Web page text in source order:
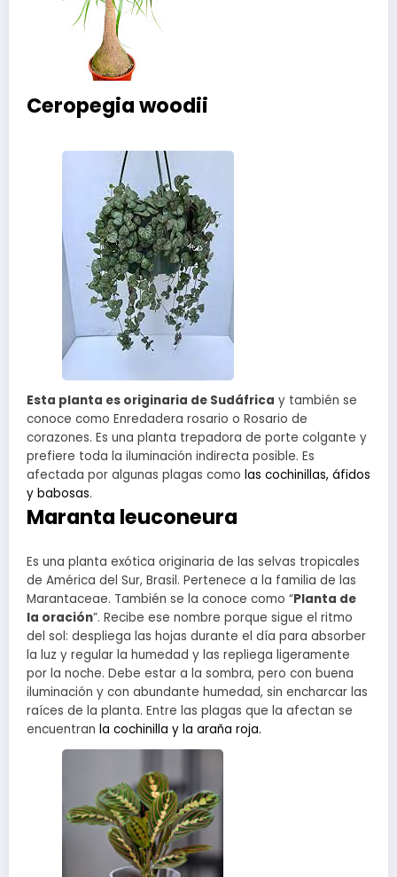
Ceropegia woodii
Esta planta es originaria de Sudáfrica y también se
conoce como Enredadera rosario o Rosario de
corazones. Es una planta trepadora de porte colgante y
prefiere toda la iluminación indirecta posible. Es
afectada por algunas plagas como las cochinillas, áfidos
y babosas.
Maranta leuconeura
Es una planta exótica originaria de las selvas tropicales
de América del Sur, Brasil. Pertenece a la familia de las
Marantaceae. También se la conoce como “Planta de
la oración”. Recibe ese nombre porque sigue el ritmo
del sol: despliega las hojas durante el día para absorber
la luz y regular la humedad y las repliega ligeramente
por la noche. Debe estar a la sombra, pero con buena
iluminación y con abundante humedad, sin encharcar las
raíces de la planta. Entre las plagas que la afectan se
encuentran la cochinilla y la araña roja.